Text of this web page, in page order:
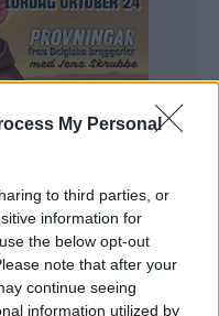
My Personal
to third parties, or
information for
the below opt-out
note that after your
continue seeing
information utilized by